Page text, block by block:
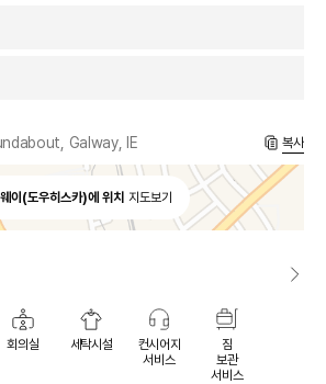
Galway, IE 복사
이(도우히스카)에 위치 지도보기
회의실 세탁시설
컨시어지
서비스
짐
보관
서비스